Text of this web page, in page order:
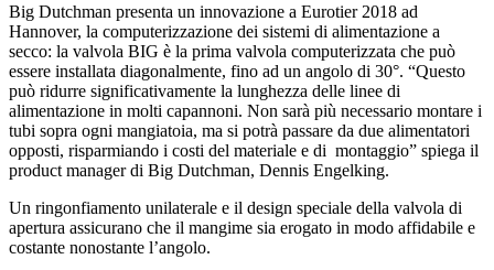
Big Dutchman presenta un innovazione a Eurotier 2018 ad
Hannover, la computerizzazione dei sistemi di alimentazione a
secco: la valvola BIG è la prima valvola computerizzata che può
essere installata diagonalmente, fino ad un angolo di 30°. “Questo
può ridurre significativamente la lunghezza delle linee di
alimentazione in molti capannoni. Non sarà più necessario montare i
tubi sopra ogni mangiatoia, ma si potrà passare da due alimentatori
opposti, risparmiando i costi del materiale e di montaggio” spiega il
product manager di Big Dutchman, Dennis Engelking.
Un ringonfiamento unilaterale e il design speciale della valvola di
apertura assicurano che il mangime sia erogato in modo affidabile e
costante nonostante l’angolo.